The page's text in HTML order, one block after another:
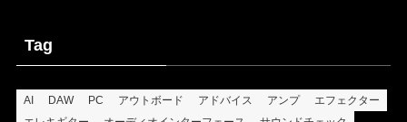
Tag
AI DAW PC アウトボード アドバイス アンプ
エフェクター